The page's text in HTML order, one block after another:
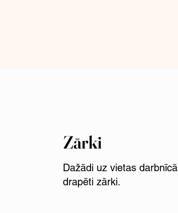
Zārki​
Dažādi uz vietas darbnīcā
drapēti zārki.